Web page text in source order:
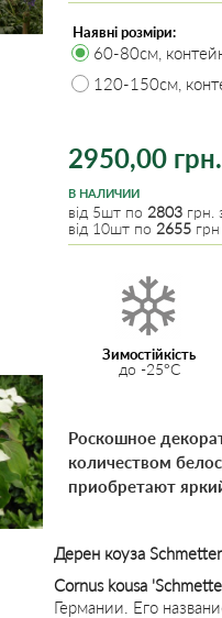
2950,00 грн.
Наявні розміри:
60-80см,
120-150см,
В НАЛИЧИИ
від 5шт по 2803 грн.
від 10шт по 2655
Зимостійкість
до -25°C
Роскошное
количеством
приобретают
Дерен коуза
Cornus kousa
Германии. Его